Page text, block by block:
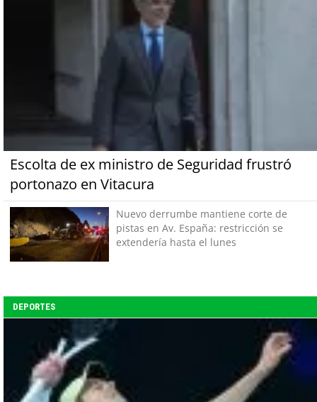
Escolta de ex ministro de Seguridad frustró
portonazo en Vitacura
Nuevo derrumbe mantiene corte de
pistas en Av. España: restricción se
extendería hasta el lunes
DEPORTES